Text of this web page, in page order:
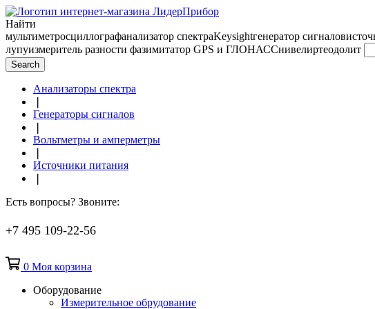
Найти
мультиметросциллографанализатор спектраKeysightгенератор сигналов
лупуизмеритель разности фазимитатор GPS и ГЛОНАССнивелиртеодолит
Search
Анализаторы спектра
Генераторы сигналов
Вольтметры и амперметры
Источники питания
Есть вопросы? Звоните:
+7 495 109-22-56
0 Моя корзина
Оборудование
Измерительное обрудование